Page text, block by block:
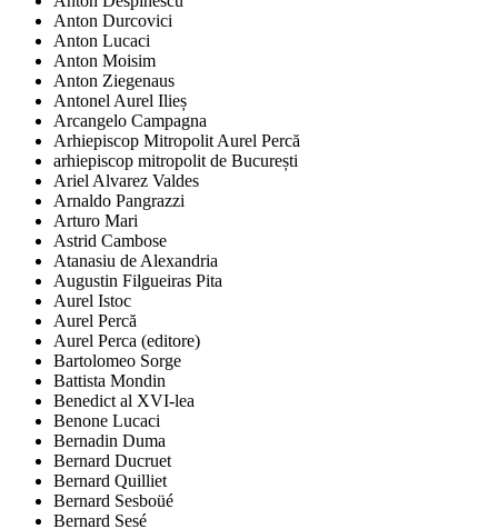
Anton Durcovici
Anton Lucaci
Anton Moisim
Anton Ziegenaus
Antonel Aurel Ilieș
Arcangelo Campagna
Arhiepiscop Mitropolit Aurel Percă
arhiepiscop mitropolit de București
Ariel Alvarez Valdes
Arnaldo Pangrazzi
Arturo Mari
Astrid Cambose
Atanasiu de Alexandria
Augustin Filgueiras Pita
Aurel Istoc
Aurel Percă
Aurel Perca (editore)
Bartolomeo Sorge
Battista Mondin
Benedict al XVI-lea
Benone Lucaci
Bernadin Duma
Bernard Ducruet
Bernard Quilliet
Bernard Sesboüé
Bernard Sesé